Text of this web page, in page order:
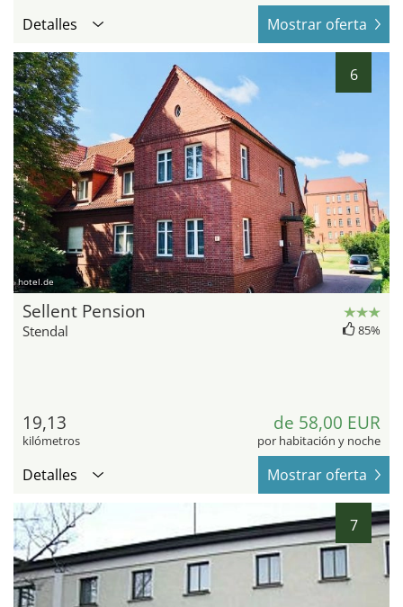
Detalles Mostrar oferta
6
hotel.de
Sellent Pension
Stendal 85%
19,13
kilómetros
de 58,00 EUR
por habitación y noche
Detalles Mostrar oferta
7